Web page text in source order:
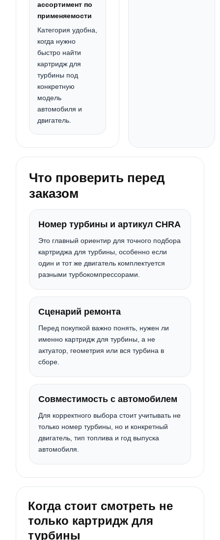
ассортимент по
применяемости
Категория удобна,
когда нужно
быстро найти
картридж для
турбины под
конкретную
модель
автомобиля и
двигатель.
Что проверить перед
заказом
Номер турбины и артикул CHRA
Это главный ориентир для точного подбора
картриджа для турбины, особенно если
один и тот же двигатель комплектуется
разными турбокомпрессорами.
Сценарий ремонта
Перед покупкой важно понять, нужен ли
именно картридж для турбины, а не
актуатор, геометрия или вся турбина в
сборе.
Совместимость с автомобилем
Для корректного выбора стоит учитывать не
только номер турбины, но и конкретный
двигатель, тип топлива и год выпуска
автомобиля.
Когда стоит смотреть не
только картридж для
турбины